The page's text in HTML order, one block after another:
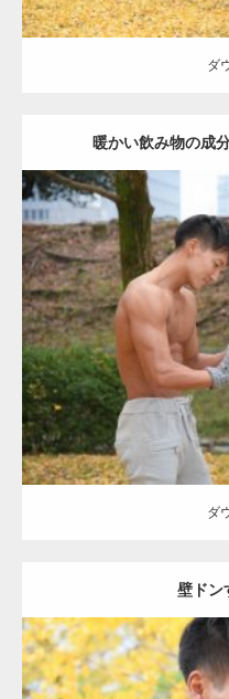
ダ
暖かい飲み物の成
Category:公園のマッチョ そ
ダウンロード
ダ
壁ドン